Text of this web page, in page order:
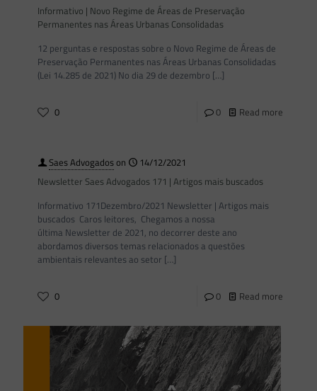
Informativo | Novo Regime de Áreas de Preservação
Permanentes nas Áreas Urbanas Consolidadas
12 perguntas e respostas sobre o Novo Regime de Áreas de
Preservação Permanentes nas Áreas Urbanas Consolidadas
(Lei 14.285 de 2021) No dia 29 de dezembro […]
0 0 Read more
Saes Advogadoson
14/12/2021
Newsletter Saes Advogados 171 | Artigos mais buscados
Informativo 171Dezembro/2021 Newsletter | Artigos mais
buscados Caros leitores, Chegamos a nossa
última Newsletter de 2021, no decorrer deste ano
abordamos diversos temas relacionados a questões
ambientais relevantes ao setor […]
0 0 Read more